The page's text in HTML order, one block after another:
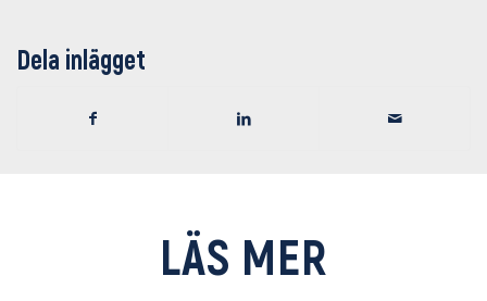
Dela inlägget
LÄS MER